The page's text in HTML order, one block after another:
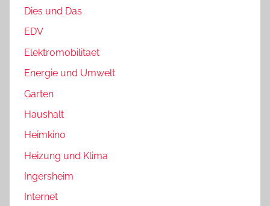
Dies und Das
EDV
Elektromobilitaet
Energie und Umwelt
Garten
Haushalt
Heimkino
Heizung und Klima
Ingersheim
Internet